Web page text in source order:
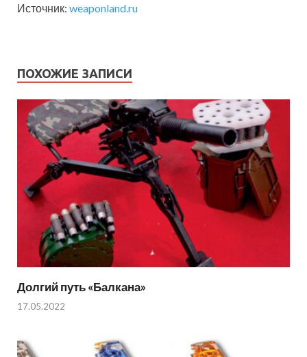
Источник: weaponland.ru
ПОХОЖИЕ ЗАПИСИ
Долгий путь «Балкана»
17.05.2022